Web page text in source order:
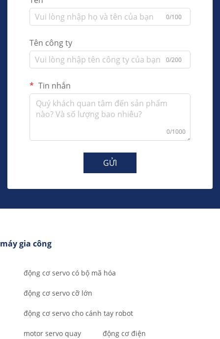
0/100
Tên công ty
0/200
Tin nhắn
0/1000
GỬI
máy gia công
động cơ servo có bộ mã hóa
động cơ servo cỡ lớn
động cơ servo cho cánh tay robot
motor servo quay động cơ điện